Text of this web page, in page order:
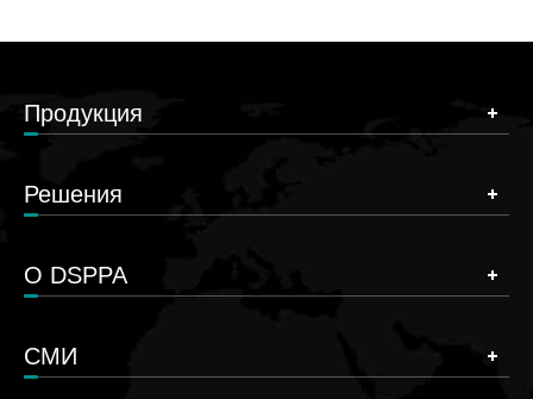
Продукция
Решения
О DSPPA
СМИ